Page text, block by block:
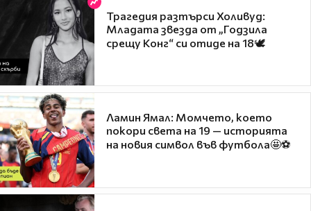
Трагедия разтърси Холивуд:
Младата звезда от „Годзила
срещу Конг“ си отиде на 18🕊️
Ламин Ямал: Момчето, което
покори света на 19 — историята
на новия символ във футбола🤩⚽